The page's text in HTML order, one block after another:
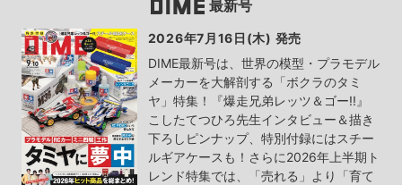
最新号
2026年7月16日(木) 発売
DIME最新号は、世界の模型・プラモデル
メーカーを大解剖する「ボクラのタミ
ヤ」特集！『爆走兄弟レッツ＆ゴー!!』
こしたてつひろ先生インタビュー＆描き
下ろしピンナップ、特別付録にはスチー
ルギアケースも！さらに2026年上半期ト
レンド特集では、「売れる」より「育て